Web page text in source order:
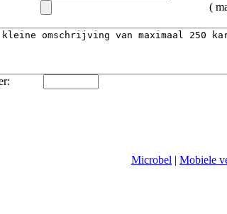
(
Microbel | Mobiele